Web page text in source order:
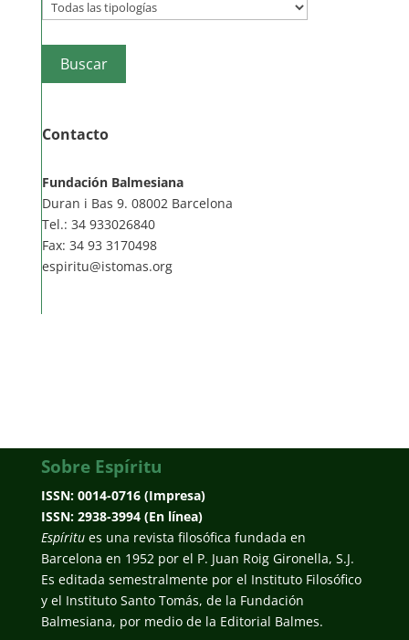
Contacto
Fundación Balmesiana
Duran i Bas 9. 08002 Barcelona
Tel.: 34 933026840
Fax: 34 93 3170498
espiritu@istomas.org
Sobre Espíritu
ISSN: 0014-0716 (Impresa)
ISSN: 2938-3994 (En línea)
Espíritues una revista filosófica fundada en
Barcelona en 1952 por el P. Juan Roig Gironella, S.J.
Es editada semestralmente por el Instituto Filosófico
y el Instituto Santo Tomás, de la Fundación
Balmesiana, por medio de la Editorial Balmes.